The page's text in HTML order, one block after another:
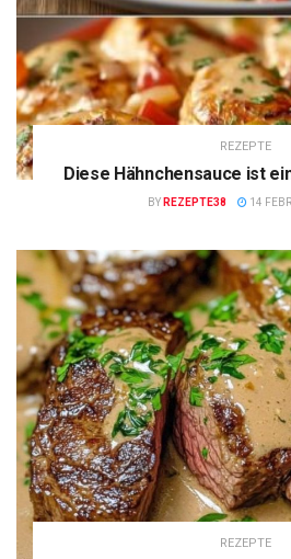
REZEPTE
Diese Hähnchensauce ist
BY REZEPTE38 14
REZEPTE